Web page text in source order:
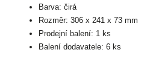
Barva: čirá
Rozměr: 306 x 241 x 73 mm
Prodejní balení: 1 ks
Balení dodavatele: 6 ks